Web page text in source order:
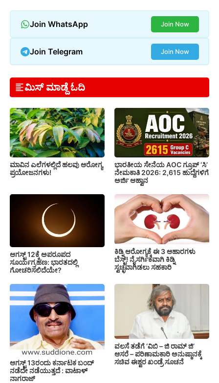
Join WhatsApp Join Now
Join Telegram Join Now
ಮಿಸ್ ಮಾಡ್ದೆ ಓದಿ
ಮಾವಿನ ಎಲೆಗಳಲ್ಲಿದೆ ಹಲವು ಆರೋಗ್ಯ
ಪ್ರಯೋಜನಗಳು!
ಭಾರತೀಯ ಸೇನೆಯ AOC ಗ್ರೂಪ್ ‘ಸಿ’
ನೇಮಕಾತಿ 2026: 2,615 ಹುದ್ದೆಗಳಿಗೆ
ಅರ್ಜಿ ಆಹ್ವಾನ
ಆಗಸ್ಟ್ 12ಕ್ಕೆ ಅಪರೂಪದ
ಸೂರ್ಯಗ್ರಹಣ: ಭಾರತದಲ್ಲಿ
ಗೋಚರಿಸಲಿದೆಯೇ?
ಕಿಡ್ನಿ ಆರೋಗ್ಯಕ್ಕೆ ಈ 3 ಆಹಾರಗಳು
ಬೆಸ್ಟ್‌! ನೈಸರ್ಗಿಕವಾಗಿ ಕಿಡ್ನಿ
ಸ್ವಚ್ಛವಾಗಿಡಲು ಸಹಕಾರಿ
ಆಗಸ್ಟ್ 13ರಂದು ಕರ್ನಾಟಕ ಬಂದ್
ನಡೆದೇ ನಡೆಯುತ್ತದೆ : ವಾಟಾಳ್
ನಾಗರಾಜ್
ವಲಸೆ ತಡೆಗೆ ‘ವಿಬಿ – ಜಿ ರಾಮ್ ಜಿ’
ಆಸರೆ – ಪರಿಣಾಮಕಾರಿ ಅನುಷ್ಠಾನಕ್ಕೆ
ಸಚಿವ ಈಶ್ವರ ಖಂಡ್ರೆ ಸೂಚನೆ